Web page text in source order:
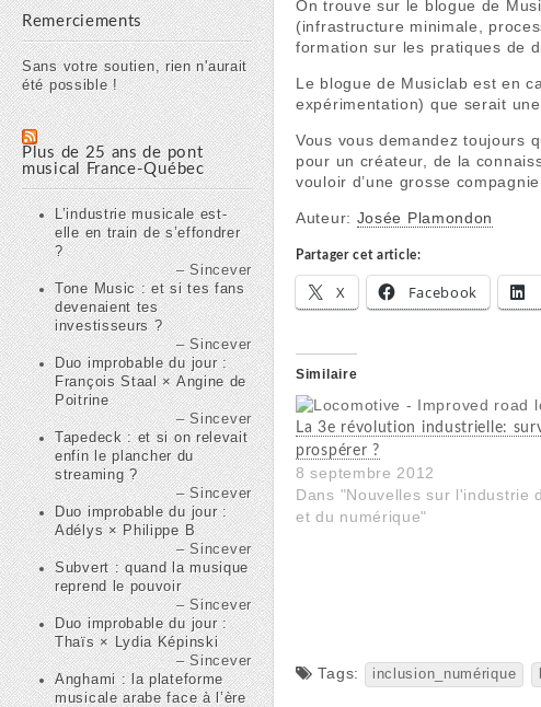
Remerciements
Sans votre soutien, rien n'aurait
été possible !
Plus de 25 ans de pont
musical France-Québec
L’industrie musicale est-
elle en train de s’effondrer
?
Sincever
Tone Music : et si tes fans
devenaient tes
investisseurs ?
Sincever
Duo improbable du jour :
François Staal × Angine de
Poitrine
Sincever
Tapedeck : et si on relevait
enfin le plancher du
streaming ?
Sincever
Duo improbable du jour :
Adélys × Philippe B
Sincever
Subvert : quand la musique
reprend le pouvoir
Sincever
Duo improbable du jour :
Thaïs × Lydia Képinski
Sincever
Anghami : la plateforme
musicale arabe face à l’ère
On trouve sur le blogue de
(infrastructure minimale,
formation sur les pratiques de
Le blogue de Musiclab est en
expérimentation) que serait
Vous vous demandez toujours
pour un créateur, de la
vouloir d’une grosse
Auteur: Josée Plamondon
Partager cet article:
X Facebook
Similaire
La 3e révolution industrielle:
prospérer ?
8 septembre 2012
Dans "Nouvelles sur l'industrie
et du numérique"
Tags: inclusion_numérique